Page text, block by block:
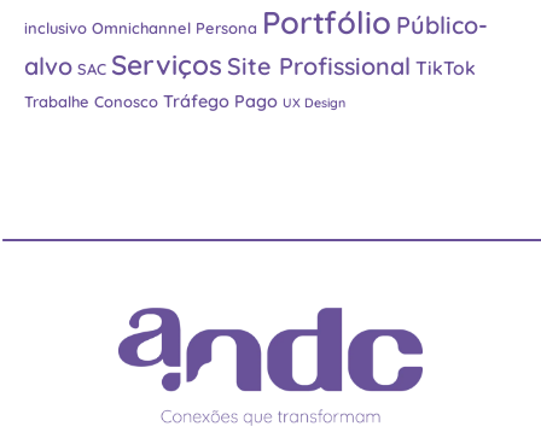
inclusivo Omnichannel Persona Portfólio Público-
alvo SAC Serviços Site Profissional TikTok
Trabalhe Conosco Tráfego Pago UX Design